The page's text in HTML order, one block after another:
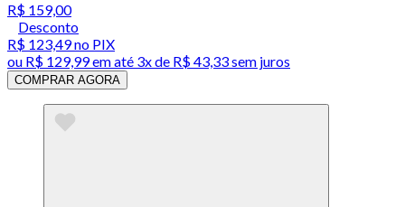
R$ 159,00
Desconto
R$ 123,49no PIX
ou R$ 129,99em até 3x de R$ 43,33 sem juros
COMPRAR AGORA